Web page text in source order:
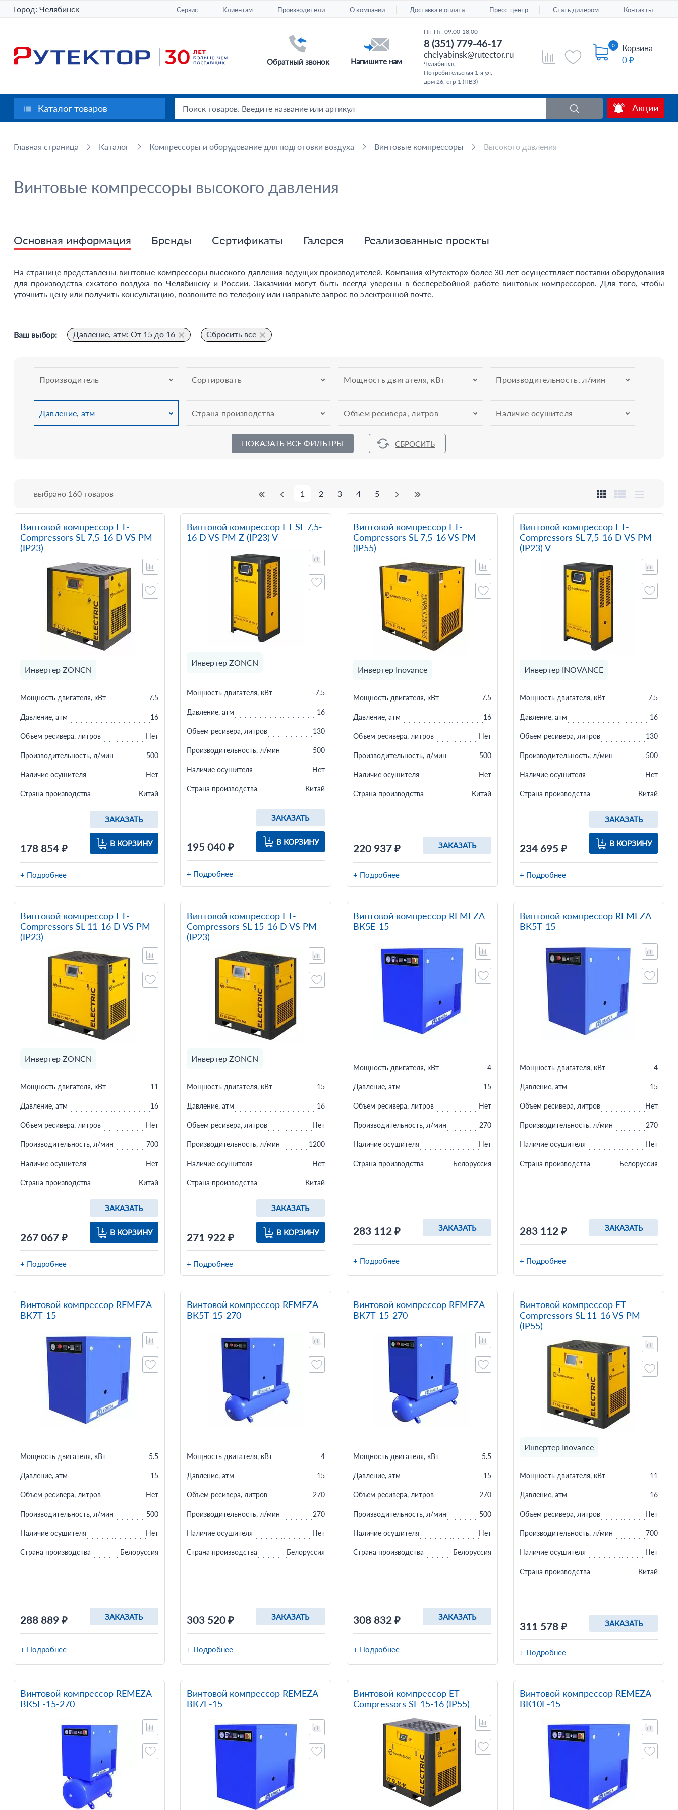
Город: Челябинск Сервис Клиентам Производители О компании Доставка и оплата Пресс-центр Стать дилером Контакты
0 Корзина
0 ₽
Обратный звонок Напишите нам
Пн-Пт: 09:00-18:00
8 (351) 779-46-17
chelyabinsk@rutector.ru
Челябинск,
Потребительская 1-я ул,
дом 26, стр 1 (ПВЗ)
Акции
Каталог товаров
Главная страница Каталог Компрессоры и оборудование для подготовки воздуха Винтовые компрессоры Высокого давления
Винтовые компрессоры высокого давления
Основная информация Бренды Сертификаты Галерея Реализованные проекты
На странице представлены винтовые компрессоры высокого давления ведущих производителей. Компания «Рутектор» более 30 лет осуществляет поставки оборудования
для производства сжатого воздуха по Челябинску и России. Заказчики могут быть всегда уверены в бесперебойной работе винтовых компрессоров. Для того, чтобы
уточнить цену или получить консультацию, позвоните по телефону или направьте запрос по электронной почте.
Ваш выбор: Давление, атм: От 15 до 16 Сбросить все
Сортировать
Производитель Мощность двигателя, кВт Производительность, л/мин
Давление, атм Страна производства Объем ресивера, литров Наличие осушителя
ПОКАЗАТЬ ВСЕ ФИЛЬТРЫ
выбрано 160 товаров 1 2 3 4 5
Винтовой компрессор ET-
Compressors SL 7,5-16 D VS PM
(IP23)
Инвертер ZONCN
178 854 ₽
ЗАКАЗАТЬ
В КОРЗИНУ
Мощность двигателя, кВт 7.5
Давление, атм 16
Объем ресивера, литров Нет
Производительность, л/мин 500
Наличие осушителя Нет
Страна производства Китай
+ Подробнее
Винтовой компрессор ET SL 7,5-
16 D VS PM Z (IP23) V
Инвертер ZONCN
195 040 ₽
ЗАКАЗАТЬ
В КОРЗИНУ
Мощность двигателя, кВт 7.5
Давление, атм 16
Объем ресивера, литров 130
Производительность, л/мин 500
Наличие осушителя Нет
Страна производства Китай
+ Подробнее
Винтовой компрессор ET-
Compressors SL 7,5-16 VS PM
(IP55)
Инвертер Inovance
220 937 ₽ ЗАКАЗАТЬ
Мощность двигателя, кВт 7.5
Давление, атм 16
Объем ресивера, литров Нет
Производительность, л/мин 500
Наличие осушителя Нет
Страна производства Китай
+ Подробнее
Винтовой компрессор ET-
Compressors SL 7,5-16 D VS PM
(IP23) V
Инвертер INOVANCE
234 695 ₽
ЗАКАЗАТЬ
В КОРЗИНУ
Мощность двигателя, кВт 7.5
Давление, атм 16
Объем ресивера, литров 130
Производительность, л/мин 500
Наличие осушителя Нет
Страна производства Китай
+ Подробнее
Винтовой компрессор ET-
Compressors SL 11-16 D VS PM
(IP23)
Инвертер ZONCN
267 067 ₽
ЗАКАЗАТЬ
В КОРЗИНУ
Мощность двигателя, кВт 11
Давление, атм 16
Объем ресивера, литров Нет
Производительность, л/мин 700
Наличие осушителя Нет
Страна производства Китай
+ Подробнее
Винтовой компрессор ET-
Compressors SL 15-16 D VS PM
(IP23)
Инвертер ZONCN
271 922 ₽
ЗАКАЗАТЬ
В КОРЗИНУ
Мощность двигателя, кВт 15
Давление, атм 16
Объем ресивера, литров Нет
Производительность, л/мин 1200
Наличие осушителя Нет
Страна производства Китай
+ Подробнее
Винтовой компрессор REMEZA
ВК5Е-15
283 112 ₽ ЗАКАЗАТЬ
Мощность двигателя, кВт 4
Давление, атм 15
Объем ресивера, литров Нет
Производительность, л/мин 270
Наличие осушителя Нет
Страна производства Белоруссия
+ Подробнее
Винтовой компрессор REMEZA
ВК5T-15
283 112 ₽ ЗАКАЗАТЬ
Мощность двигателя, кВт 4
Давление, атм 15
Объем ресивера, литров Нет
Производительность, л/мин 270
Наличие осушителя Нет
Страна производства Белоруссия
+ Подробнее
Винтовой компрессор REMEZA
ВК7T-15
288 889 ₽ ЗАКАЗАТЬ
Мощность двигателя, кВт 5.5
Давление, атм 15
Объем ресивера, литров Нет
Производительность, л/мин 500
Наличие осушителя Нет
Страна производства Белоруссия
+ Подробнее
Винтовой компрессор REMEZA
ВК5T-15-270
303 520 ₽ ЗАКАЗАТЬ
Мощность двигателя, кВт 4
Давление, атм 15
Объем ресивера, литров 270
Производительность, л/мин 270
Наличие осушителя Нет
Страна производства Белоруссия
+ Подробнее
Винтовой компрессор REMEZA
ВК7T-15-270
308 832 ₽ ЗАКАЗАТЬ
Мощность двигателя, кВт 5.5
Давление, атм 15
Объем ресивера, литров 270
Производительность, л/мин 500
Наличие осушителя Нет
Страна производства Белоруссия
+ Подробнее
Винтовой компрессор ET-
Compressors SL 11-16 VS PM
(IP55)
Инвертер Inovance
311 578 ₽ ЗАКАЗАТЬ
Мощность двигателя, кВт 11
Давление, атм 16
Объем ресивера, литров Нет
Производительность, л/мин 700
Наличие осушителя Нет
Страна производства Китай
+ Подробнее
Винтовой компрессор REMEZA
ВК5Е-15-270
Винтовой компрессор REMEZA
ВК7Е-15
Винтовой компрессор ET-
Compressors SL 15-16 (IP55)
Винтовой компрессор REMEZA
ВК10Е-15